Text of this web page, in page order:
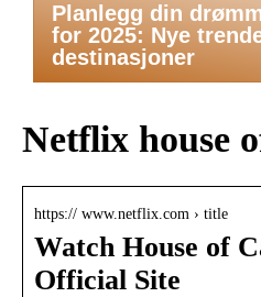
Planlegg din
for 2025: Nye
destinasjoner
Netflix house
https:// www.netflix.com › title
Watch House of
Official Site